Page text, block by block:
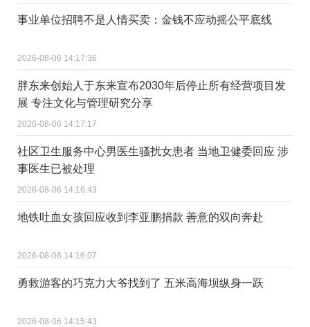
事业单位招聘不是人情买卖：金钱不应动摇公平底线
2026-08-06 14:17:36
胖东来创始人于东来宣布2030年后停止所有经营项目发
展 专注文化与管理研究分享
2026-08-06 14:17:17
社区卫生服务中心男医生骚扰女患者 当地卫健委回应 涉
事医生已被处理
2026-08-06 14:16:43
地铁吐血女孩回应收到李亚鹏捐款 善意的双向奔赴
2026-08-06 14:16:07
勇救游客的巧克力大爷找到了 五米高海坝纵身一跃
2026-08-06 14:15:43